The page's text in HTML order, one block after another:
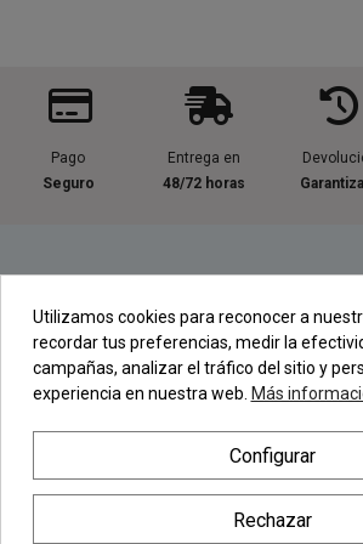
Pago
Seguro
Entrega en
48/72 horas
Contacta con nosotros
Regístrate en nuestra Newsletter
Newsletter
Utilizamos cookies para reconocer a
recordar tus preferencias, medir la
campañas, analizar el tráfico del sitio y
experiencia en nuestra web. Más
Configurar
Rechazar